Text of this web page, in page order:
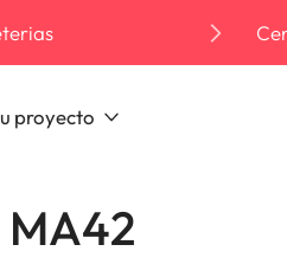
proyecto
MA42